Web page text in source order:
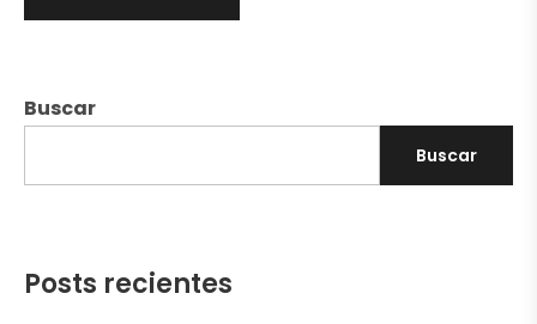
Buscar
Buscar
Posts recientes